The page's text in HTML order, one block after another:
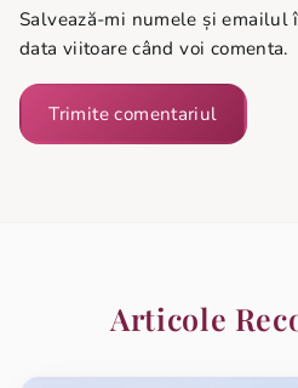
Salvează-mi numele și emailul
data viitoare când voi comenta.
Articole